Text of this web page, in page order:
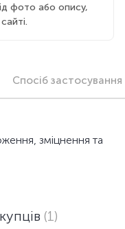
фото або опису,
Спосіб застосування
зміцнення та
(1)